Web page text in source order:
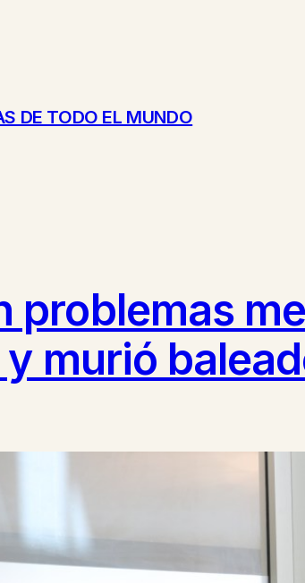
DE TODO EL MUNDO
problemas
murió